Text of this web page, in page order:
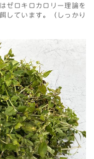
ゼロキロカロリー理論を
しています。（しっかり